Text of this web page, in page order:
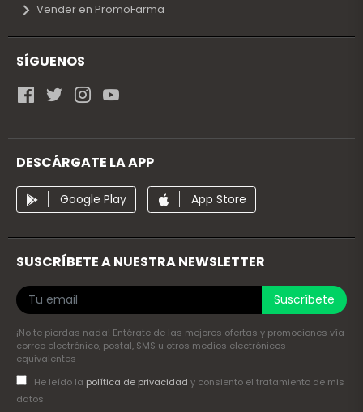
Vender en PromoFarma
SÍGUENOS
DESCÁRGATE LA APP
Google Play App Store
SUSCRÍBETE A NUESTRA NEWSLETTER
Suscríbete
¡No te pierdas nada! Entérate de las mejores ofertas y promociones vía
correo electrónico, postal, SMS u otros medios electrónicos
equivalentes
He leído la política de privacidad y consiento el tratamiento de mis
datos